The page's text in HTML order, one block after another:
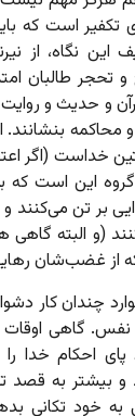
تکفیر است که
نگاه، از
طالبان
و حدیث و
محاکمه بنشانند.
خداست (اگر
این است که
بر تن می‌کنند
(و البته گاهی
از غضب‌شان
چندان کار
گاهی اوقات
احکام خدا
بیشتر به قصد
خود تکانی